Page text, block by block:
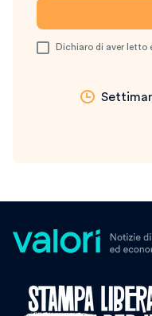
Dichiaro di aver letto